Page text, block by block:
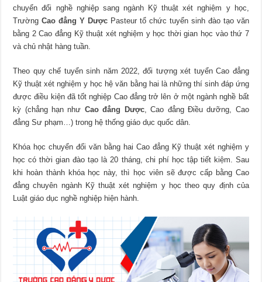
chuyển đổi nghề nghiệp sang ngành Kỹ thuật xét nghiệm y học,
TrườngCao đẳng Y Dược Pasteur tổ chức tuyển sinh đào tạo văn
bằng 2 Cao đẳng Kỹ thuật xét nghiệm y học thời gian học vào thứ 7
và chủ nhật hàng tuần.
Theo quy chế tuyển sinh năm 2022, đối tượng xét tuyển Cao đẳng
Kỹ thuật xét nghiệm y học hệ văn bằng hai là những thí sinh đáp ứng
được điều kiện đã tốt nghiệp Cao đẳng trở lên ở một ngành nghề bất
kỳ (chẳng hạn như Cao đẳng Dược, Cao đẳng Điều dưỡng, Cao
đẳng Sư phạm…) trong hệ thống giáo dục quốc dân.
Khóa học chuyển đổi văn bằng hai Cao đẳng Kỹ thuật xét nghiệm y
học có thời gian đào tạo là 20 tháng, chi phí học tập tiết kiệm. Sau
khi hoàn thành khóa học này, thì học viên sẽ được cấp bằng Cao
đẳng chuyên ngành Kỹ thuật xét nghiệm y học theo quy định của
Luật giáo dục nghề nghiệp hiện hành.